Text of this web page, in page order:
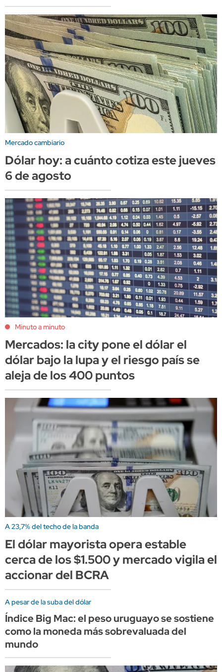
Mercado cambiario
Dólar hoy: a cuánto cotiza este jueves
6 de agosto
Minuto a minuto
Mercados: la city pone el dólar el
dólar bajo la lupa y el riesgo país se
aleja de los 400 puntos
A 23,7% del techo de la banda
El dólar mayorista opera estable
cerca de los $1.500 y mercado vigila el
accionar del BCRA
A pesar de la suba del dólar
Índice Big Mac: el peso uruguayo se sostiene
como la moneda más sobrevaluada del
mundo